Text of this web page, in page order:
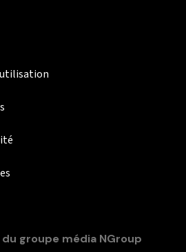
groupe média NGroup